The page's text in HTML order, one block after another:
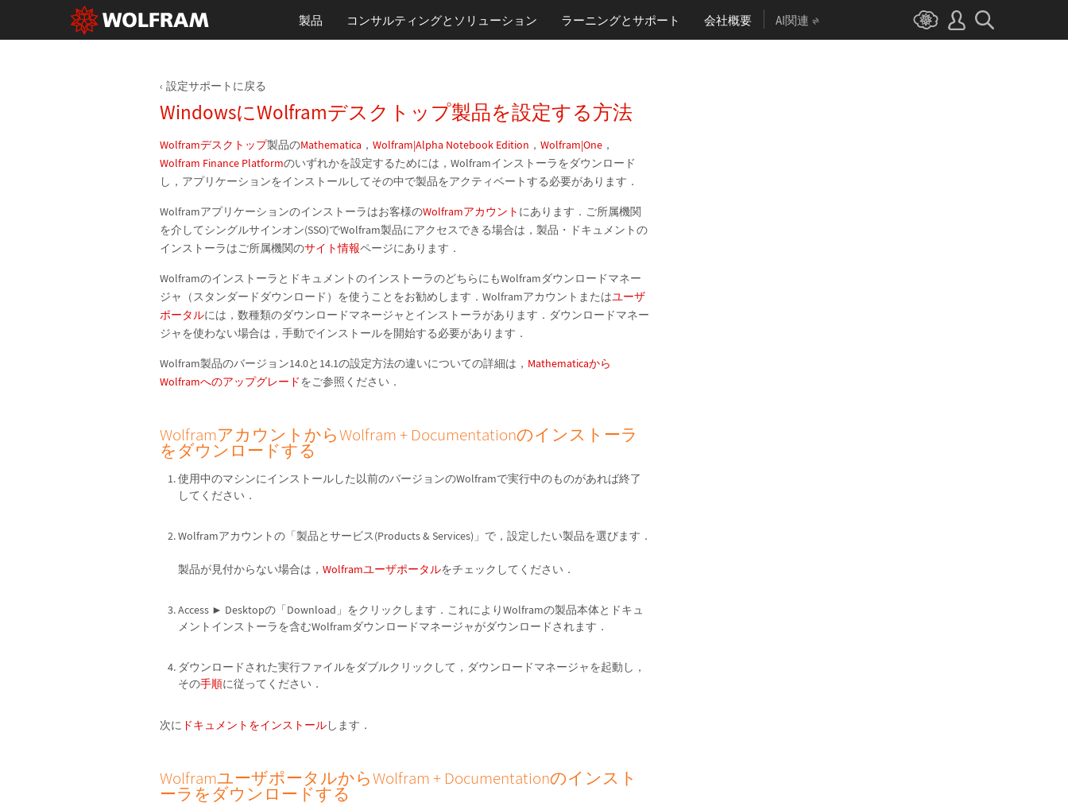
製品 コンサルティングとソリューション ラーニングとサポート 会社概要 AI関連
設定サポートに戻る
WindowsにWolframデスクトップ製品を設定する方法
Wolframデスクトップ製品のMathematica ，Wolfram|Alpha Notebook Edition ，Wolfram|One ，
Wolfram Finance Platformのいずれかを設定するためには，Wolframインストーラをダウンロード
し，アプリケーションをインストールしてその中で製品をアクティベートする必要があります．
Wolframアプリケーションのインストーラはお客様のWolframアカウント にあります．ご所属機関
を介してシングルサインオン(SSO)でWolfram製品にアクセスできる場合は，製品・ドキュメントの
インストーラはご所属機関のサイト情報ページにあります．
WolframのインストーラとドキュメントのインストーラのどちらにもWolframダウンロードマネー
ジャ（スタンダードダウンロード）を使うことをお勧めします．Wolframアカウントまたはユーザ
ポータルには，数種類のダウンロードマネージャとインストーラがあります．ダウンロードマネー
ジャを使わない場合は，手動でインストールを開始する必要があります．
Wolfram製品のバージョン14.0と14.1の設定方法の違いについての詳細は， Mathematicaから
Wolframへのアップグレードをご参照ください．
WolframアカウントからWolfram + Documentationのインストーラ
をダウンロードする
使用中のマシンにインストールした以前のバージョンのWolframで実行中のものがあれば終了
してください．
Wolframアカウントの「製品とサービス(Products & Services)」で，設定したい製品を選びます．
製品が見付からない場合は， Wolframユーザポータルをチェックしてください．
Access ► Desktopの「Download」をクリックします．これによりWolframの製品本体とドキュ
メントインストーラを含むWolframダウンロードマネージャがダウンロードされます．
ダウンロードされた実行ファイルをダブルクリックして，ダウンロードマネージャを起動し，
その手順に従ってください．
次に ドキュメントをインストールします．
WolframユーザポータルからWolfram + Documentationのインスト
ーラをダウンロードする